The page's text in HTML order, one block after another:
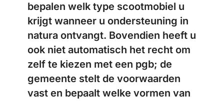
bepalen welk type scootmobiel u
krijgt wanneer u ondersteuning in
natura ontvangt. Bovendien heeft u
ook niet automatisch het recht om
zelf te kiezen met een pgb; de
gemeente stelt de voorwaarden
vast en bepaalt welke vormen van